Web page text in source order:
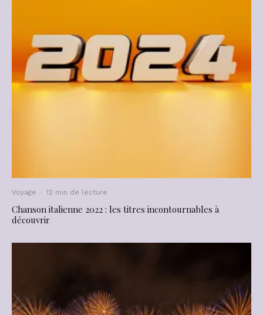
Voyage · 12 min de lecture
Chanson italienne 2022 : les titres incontournables à
découvrir